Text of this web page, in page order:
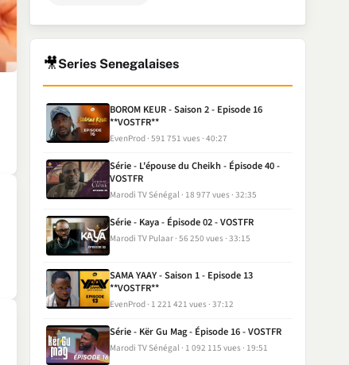
🎥Series Senegalaises
BOROM KEUR - Saison 2 - Episode 16
**VOSTFR**
EvenProd 591 751 vues 40:27
Série - L'épouse du Cheikh - Épisode 40 -
VOSTFR
Marodi TV Sénégal 18 977 vues 32:35
Série - Kaya - Épisode 02 - VOSTFR
Marodi TV Pulaar 56 250 vues 33:15
SAMA YAAY - Saison 1 - Episode 13
**VOSTFR**
EvenProd 1 221 421 vues 37:12
Série - Kër Gu Mag - Épisode 16 - VOSTFR
Marodi TV Sénégal 1 092 115 vues 19:51